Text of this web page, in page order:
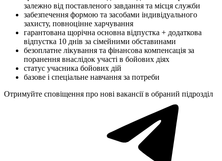
залежно від поставленого завдання та місця служби
забезпечення формою та засобами індивідуального
захисту, повноцінне харчування
гарантована щорічна основна відпустка + додаткова
відпустка 10 днів за сімейними обставинами
безоплатне лікування та фінансова компенсація за
поранення внаслідок участі в бойових діях
статус учасника бойових дій
базове і спеціальне навчання за потреби
Отримуйте сповіщення про нові вакансії в обраний підрозділ